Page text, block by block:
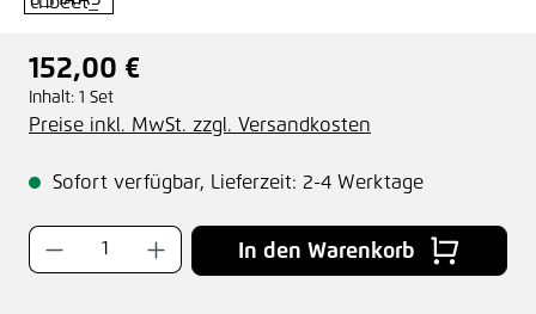
Regulärer Preis:
152,00 €
Inhalt: 1 Set
Preise inkl. MwSt. zzgl. Versandkosten
Sofort verfügbar, Lieferzeit: 2-4 Werktage
Produkt Anzahl: Gib den gewünschten
In den Warenkorb